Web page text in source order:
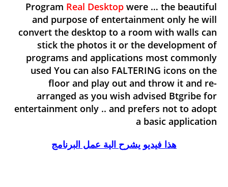
Program Real Desktopwere … the beautiful
and purpose of entertainment only he will
convert the desktop to a room with walls can
stick the photos it or the development of
programs and applications most commonly
used You can also FALTERING icons on the
floor and play out and throw it and re-
arranged as you wish advised Btgribe for
entertainment only .. and prefers not to adopt
a basic application
هذا فيديو يشرح الية عمل البرنامج